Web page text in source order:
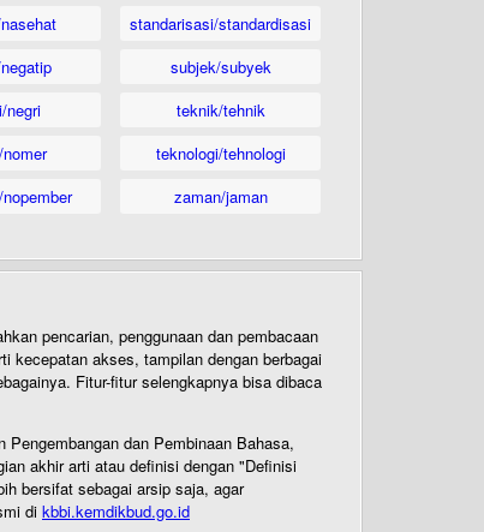
negri
standarisasi/standardisasi
subjek/subyek
teknik/tehnik
teknologi/tehnologi
zaman/jaman
pencarian, penggunaan dan pembacaan
kecepatan akses, tampilan dengan berbagai
Fitur-fitur selengkapnya bisa dibaca
dan Pembinaan Bahasa,
akhir arti atau definisi dengan "Definisi
bersifat sebagai arsip saja, agar
di kbbi.kemdikbud.go.id